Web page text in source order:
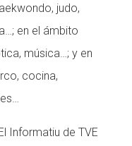
judo,
en el ámbito
música…; y en
cocina,
Informatiu de TVE